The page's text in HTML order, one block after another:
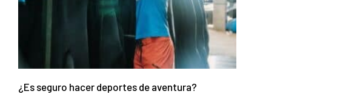
¿Es seguro hacer deportes de aventura?